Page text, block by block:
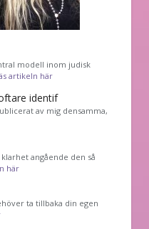
modell inom judisk
artikeln här
identif
av mig densamma,
angående den så
här
ta tillbaka din egen